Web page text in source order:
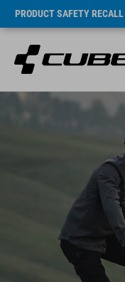
PRODUCT SAFETY RECALL